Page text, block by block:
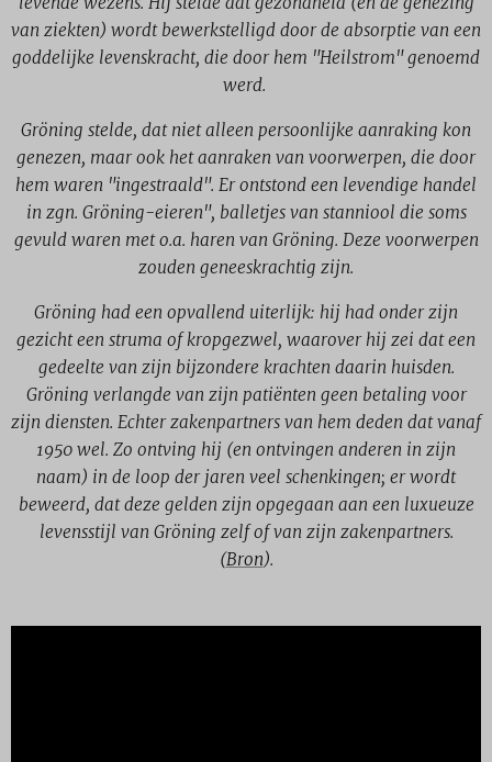
van ziekten) wordt bewerkstelligd door de absorptie van een
goddelijke levenskracht, die door hem "Heilstrom" genoemd
werd.
Gröning stelde, dat niet alleen persoonlijke aanraking kon
genezen, maar ook het aanraken van voorwerpen, die door
hem waren "ingestraald". Er ontstond een levendige handel
in zgn. Gröning-eieren", balletjes van stanniool die soms
gevuld waren met o.a. haren van Gröning. Deze voorwerpen
zouden geneeskrachtig zijn.
Gröning had een opvallend uiterlijk: hij had onder zijn
gezicht een struma of kropgezwel, waarover hij zei dat een
gedeelte van zijn bijzondere krachten daarin huisden.
Gröning verlangde van zijn patiënten geen betaling voor
zijn diensten. Echter zakenpartners van hem deden dat vanaf
1950 wel. Zo ontving hij (en ontvingen anderen in zijn
naam) in de loop der jaren veel schenkingen; er wordt
beweerd, dat deze gelden zijn opgegaan aan een luxueuze
levensstijl van Gröning zelf of van zijn zakenpartners.
(Bron).